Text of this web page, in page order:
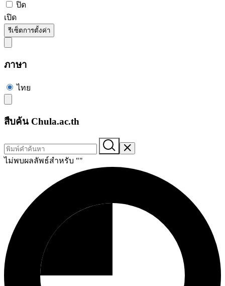
ปิด
เปิด
รีเซ็ตการตั้งค่า
ภาษา
ไทย
สืบค้น Chula.ac.th
ไม่พบผลลัพธ์สำหรับ ""